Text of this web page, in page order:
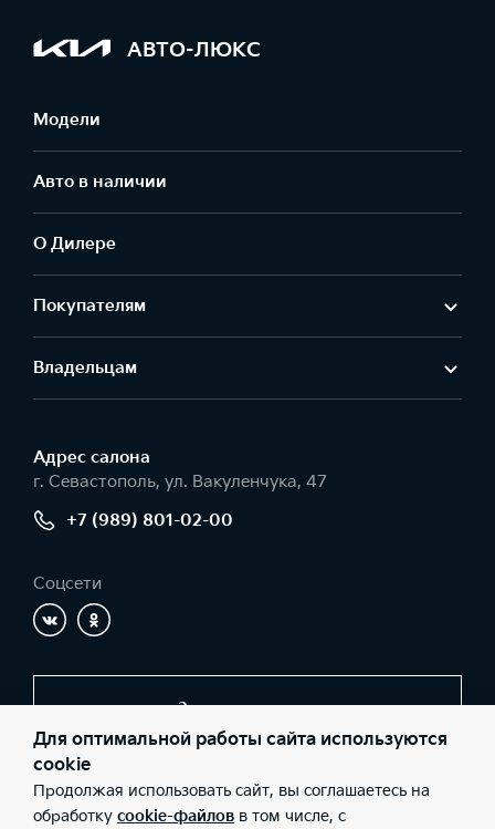
АВТО-ЛЮКС
Модели
Авто в наличии
О Дилере
Покупателям
Владельцам
Адрес салонa
г. Севастополь, ул. Вакуленчука, 47
+7 (989) 801-02-00
Соцсети
Заказать звонок
© 2026 Юридические лица ООО «АВТО-ЛЮКС» (Фактический
адрес: г. Севастополь, ул. Вакуленчука, 47; Телефон: +7 (989)
Для оптимальной работы сайта используются
cookie
Продолжая использовать сайт, вы соглашаетесь на
обработку cookie-файлов в том числе, с